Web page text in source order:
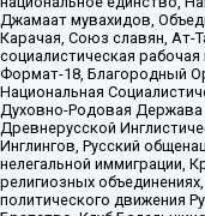
Джамаат мувахидов,
Карачая, Союз славян, Ат-
социалистическая
Формат-18, Благородный
Национальная
Духовно-Родовая Держава
Древнерусской
Инглингов, Русский
нелегальной иммиграции,
религиозных
политического движения